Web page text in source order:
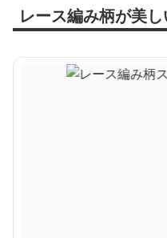
レース編み柄が美